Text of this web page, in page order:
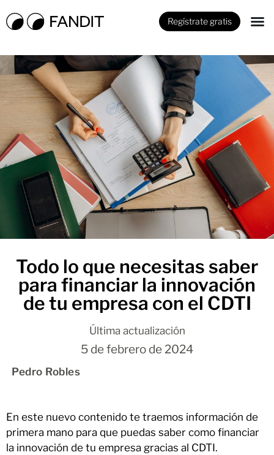
Regístrate gratis
Todo lo que necesitas saber
para financiar la innovación
de tu empresa con el CDTI
Última actualización
5 de febrero de 2024
Pedro Robles
En este nuevo contenido te traemos información de
primera mano para que puedas saber como financiar
la innovación de tu empresa gracias al CDTI.